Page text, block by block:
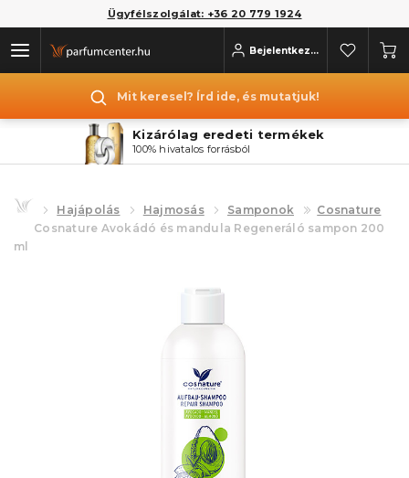
Ügyfélszolgálat: +36 20 779 1924
Bejelentkezés
Mit keresel? Írd ide, és mutatjuk!
Kizárólag eredeti termékek
100% hivatalos forrásból
Hajápolás Hajmosás Samponok
Cosnature
Cosnature Avokádó és mandula Regeneráló sampon 200
ml